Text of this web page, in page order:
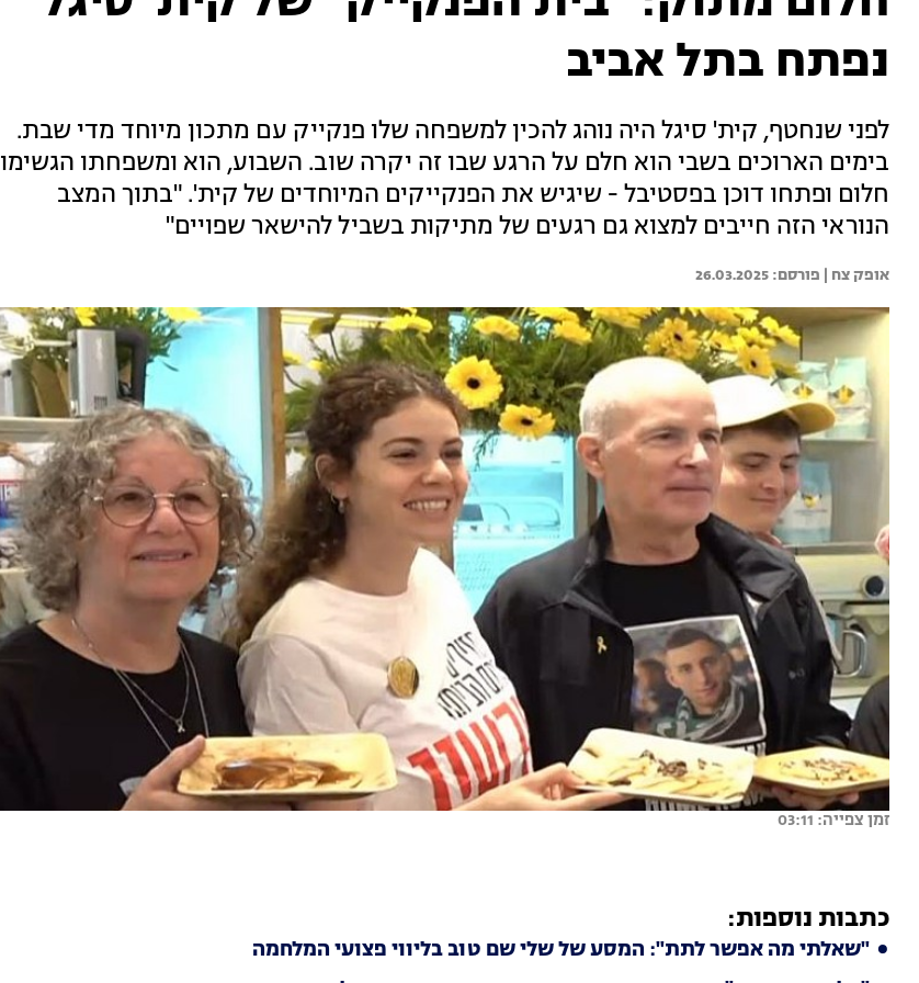
נפתח בתל אביב
לפני שנחטף, קית' סיגל היה נוהג להכין למשפחה שלו פנקייק עם מתכון מיוחד מדי שבת.
בימים הארוכים בשבי הוא חלם על הרגע שבו זה יקרה שוב. השבוע, הוא ומשפחתו הגשימו
חלום ופתחו דוכן בפסטיבל - שיגיש את הפנקייקים המיוחדים של קית'. "בתוך המצב
הנוראי הזה חייבים למצוא גם רגעים של מתיקות בשביל להישאר שפויים"
אופק צח | 26.03.2025
זמן צפייה: 03:11
כתבות נוספות:
"שאלתי מה אפשר לתת": המסע של שלי שם טוב בליווי פצועי המלחמה